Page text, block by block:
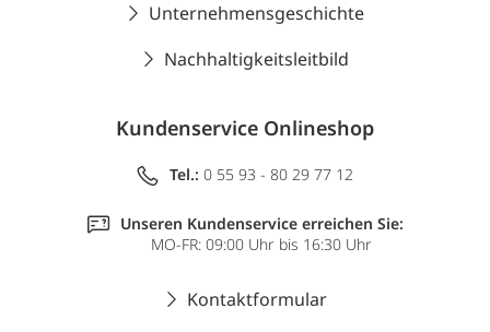
Unternehmensgeschichte
Nachhaltigkeitsleitbild
Kundenservice Onlineshop
Tel.: 0 55 93 - 80 29 77 12
Unseren Kundenservice erreichen Sie:
MO-FR: 09:00 Uhr bis 16:30 Uhr
Kontaktformular